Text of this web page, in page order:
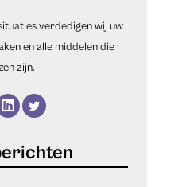
verdedigen wij uw
en alle middelen die
zijn.